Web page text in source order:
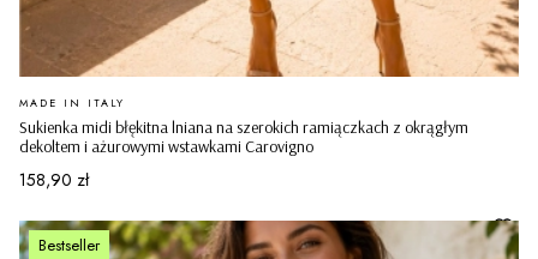
Sukienka midi błękitna lniana na szerokich ramiączkach z okrągłym
dekoltem i ażurowymi wstawkami Carovigno
PRODUCENT
MADE IN ITALY
Cena
158,90 zł
Bestseller